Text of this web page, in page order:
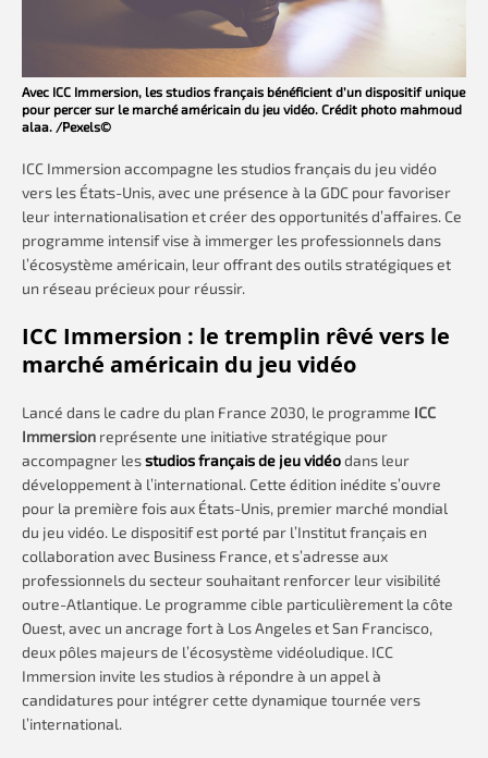
Avec ICC Immersion, les studios français bénéficient d’un dispositif unique
pour percer sur le marché américain du jeu vidéo. Crédit photo mahmoud
alaa. /Pexels©
ICC Immersion accompagne les studios français du jeu vidéo
vers les États-Unis, avec une présence à la GDC pour favoriser
leur internationalisation et créer des opportunités d’affaires. Ce
programme intensif vise à immerger les professionnels dans
l’écosystème américain, leur offrant des outils stratégiques et
un réseau précieux pour réussir.
ICC Immersion : le tremplin rêvé vers le
marché américain du jeu vidéo
Lancé dans le cadre du plan France 2030, le programme ICC
Immersion représente une initiative stratégique pour
accompagner lesstudios français de jeu vidéodans leur
développement à l’international. Cette édition inédite s’ouvre
pour la première fois aux États-Unis, premier marché mondial
du jeu vidéo. Le dispositif est porté par l’Institut français en
collaboration avec Business France, et s’adresse aux
professionnels du secteur souhaitant renforcer leur visibilité
outre-Atlantique. Le programme cible particulièrement la côte
Ouest, avec un ancrage fort à Los Angeles et San Francisco,
deux pôles majeurs de l’écosystème vidéoludique. ICC
Immersion invite les studios à répondre à un appel à
candidatures pour intégrer cette dynamique tournée vers
l’international.